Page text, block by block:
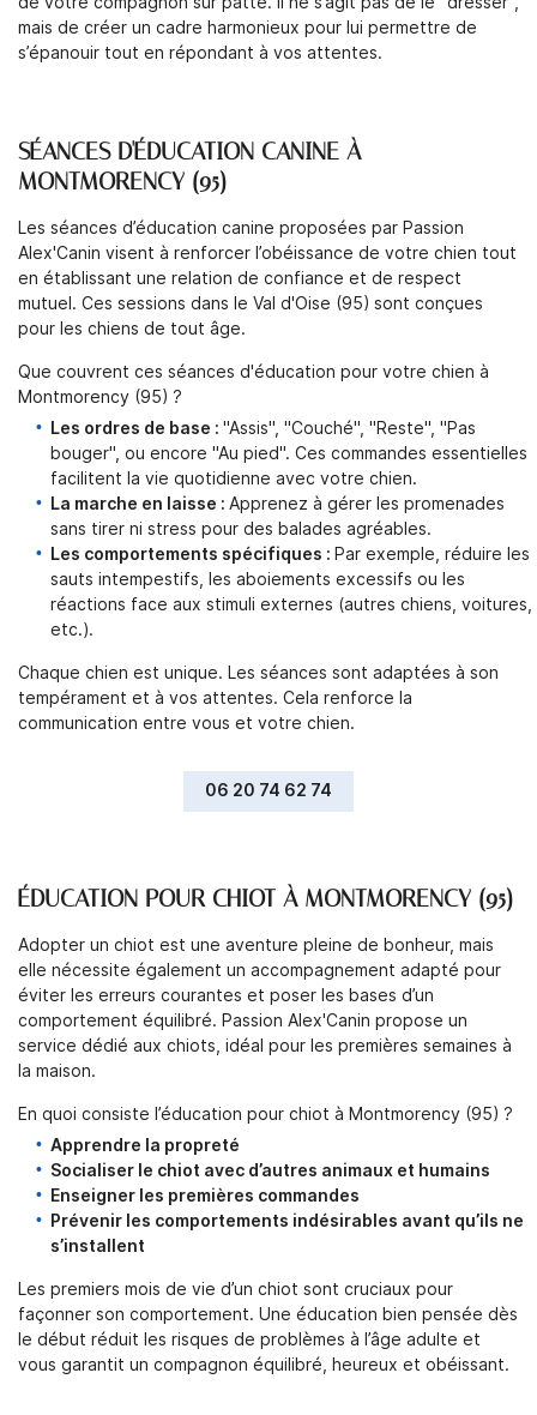
ACCUEIL
APPROCHE
SERVICES
TARIFS
BOUTIQUE
AVIS
CONTACT
06 20 74 62
Rejoignez-
Restez
Inscription
mais de créer un cadre harmonieux pour lui permettre de
s’épanouir tout en répondant à vos attentes.
SÉANCES D'ÉDUCATION CANINE À
MONTMORENCY (95)
Les séances d’éducation canine proposées par Passion
Alex'Canin visent à renforcer l’obéissance de votre chien tout
en établissant une relation de confiance et de respect
mutuel. Ces sessions dans le Val d'Oise (95) sont conçues
pour les chiens de tout âge.
Que couvrent ces séances d'éducation pour votre chien à
Montmorency (95) ?
Les ordres de base : "Assis", "Couché", "Reste", "Pas
bouger", ou encore "Au pied". Ces commandes essentielles
facilitent la vie quotidienne avec votre chien.
La marche en laisse : Apprenez à gérer les promenades
sans tirer ni stress pour des balades agréables.
Les comportements spécifiques : Par exemple, réduire les
sauts intempestifs, les aboiements excessifs ou les
réactions face aux stimuli externes (autres chiens, voitures,
etc.).
Chaque chien est unique. Les séances sont adaptées à son
tempérament et à vos attentes. Cela renforce la
communication entre vous et votre chien.
06 20 74 62 74
ÉDUCATION POUR CHIOT À MONTMORENCY (95)
Adopter un chiot est une aventure pleine de bonheur, mais
elle nécessite également un accompagnement adapté pour
éviter les erreurs courantes et poser les bases d’un
comportement équilibré. Passion Alex'Canin propose un
service dédié aux chiots, idéal pour les premières semaines à
la maison.
En quoi consiste l’éducation pour chiot à Montmorency (95) ?
Apprendre la propreté
Socialiser le chiot avec d’autres animaux et humains
Enseigner les premières commandes
Prévenir les comportements indésirables avant qu’ils ne
s’installent
Les premiers mois de vie d’un chiot sont cruciaux pour
façonner son comportement. Une éducation bien pensée dès
le début réduit les risques de problèmes à l’âge adulte et
vous garantit un compagnon équilibré, heureux et obéissant.